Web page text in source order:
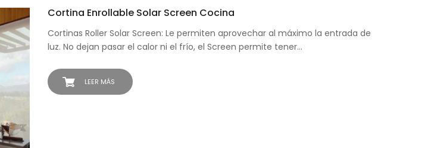
LEER MÁS
Cortina Enrollable Solar Screen Cocina
Cortinas Roller Solar Screen: Le permiten aprovechar al máximo la entrada de
luz. No dejan pasar el calor ni el frío, el Screen permite tener…